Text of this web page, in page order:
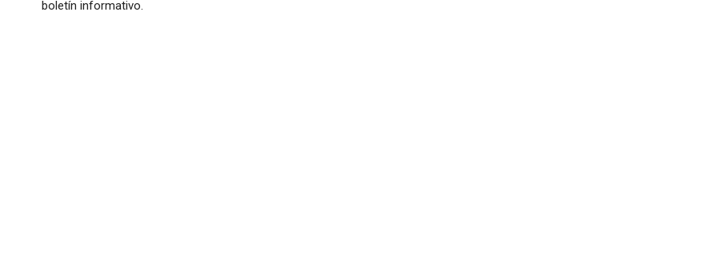
boletín informativo.